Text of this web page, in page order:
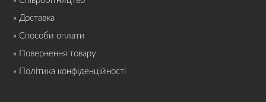
» Доставка
» Способи оплати
» Повернення товару
» Політика конфіденційності